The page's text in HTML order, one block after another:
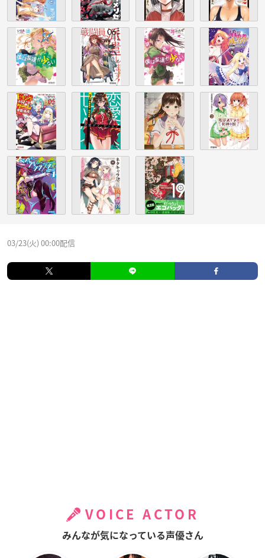
03/23(火) 00:00配信
VOICE ACTOR
みんなが気になっている声優さん